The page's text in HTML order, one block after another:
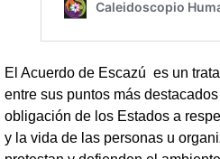
El Acuerdo de Escazú es un
entre sus puntos más
obligación de los Estados a
y la vida de las personas u